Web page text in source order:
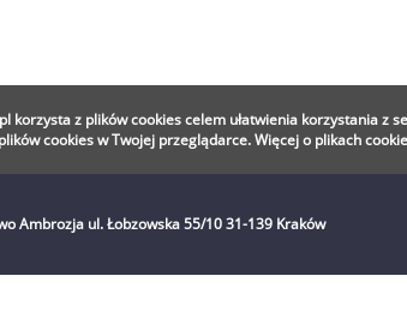
korzysta z plików cookies celem ułatwienia korzystania z
cookies w Twojej przeglądarce. Więcej o plikach
Ambrozja ul. Łobzowska 55/10 31-139 Kraków